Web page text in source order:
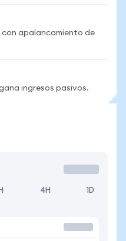
apalancamiento de
ingresos pasivos.
4H 1D